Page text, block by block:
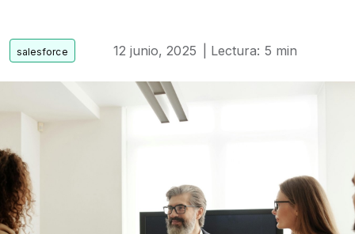
12 junio, 2025 | Lectura: 5 min